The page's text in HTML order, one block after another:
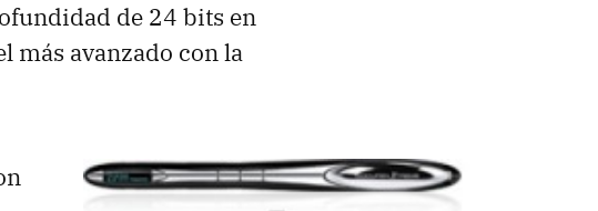
de 24 bits en
más avanzado con la